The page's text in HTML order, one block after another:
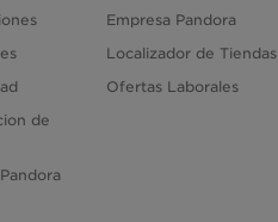
de
Empresa Pandora
Localizador de Tiendas
Ofertas Laborales